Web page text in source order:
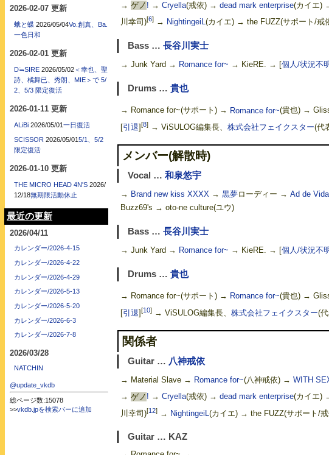
→ ゲノ ! → Cryella(戒依) → dead mark enterprise(カイエ)
川幸司)[6]→ NightingeiL(カイエ) → the FUZZ(サポート/戒
Bass … 長谷川実士
→ Junk Yard → Romance for~ → KieRE. → [個人/状況不
Drums … 貴也
→ Romance for~(サポート) → Romance for~(貴也) →
[引退][8]→ ViSULOG編集長、 株式会社フェイクスター(代
メンバー(解散時)
Vocal … 和泉悠宇
→ Brand new kiss XXXX→ 黒夢ローディー → Ad de
Buzz69's → oto-ne culture(ユウ)
Bass … 長谷川実士
→ Junk Yard → Romance for~ → KieRE. → [個人/状況不
Drums … 貴也
→ Romance for~(サポート) → Romance for~(貴也) →
[引退][10]→ ViSULOG編集長、 株式会社フェイクスター(
関係者
Guitar … 八神戒依
→ Material Slave → Romance for~(八神戒依) → WITH
→ ゲノ ! → Cryella(戒依) → dead mark enterprise(カイエ)
川幸司)[12]→ NightingeiL(カイエ) → the FUZZ(サポート/
Guitar … KAZ
2026-02-07 更新
蛾と蝶 2026/05/04Vo.創真、Ba.
一色日和
2026-02-01 更新
D≒SIRE 2026/05/02＜幸也、聖
詩、橘舞已、秀朗、MIE＞で 5/
2、5/3 限定復活
2026-01-11 更新
ALiBi 2026/05/01一日復活
SCISSOR 2026/05/015/1、5/2
限定復活
2026-01-10 更新
THE MICRO HEAD 4N'S 2026/
12/18無期限活動休止
最近の更新
2026/04/11
カレンダー/2026-4-15
カレンダー/2026-4-22
カレンダー/2026-4-29
カレンダー/2026-5-13
カレンダー/2026-5-20
カレンダー/2026-6-3
カレンダー/2026-7-8
2026/03/28
NATCHIN
@update_vkdb
総ページ数:15078
>>vkdb.jpを検索バーに追加